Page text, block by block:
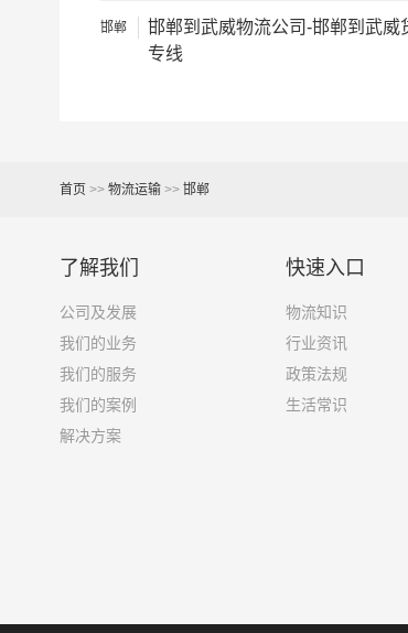
5.2米货车
其他货主物流经验分享
已发过邯郸到湖州物流专线的货主告诉
邯郸
邯郸到武威物流公司-邯郸到武威
专线
首页 >> 物流运输>> 邯郸
了解我们
公司及发展
我们的业务
我们的服务
我们的案例
解决方案
快速入口
物流知识
行业资讯
政策法规
生活常识